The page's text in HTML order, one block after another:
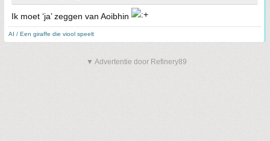
Ik moet ‘ja’ zeggen van Aoibhin
AI / Een giraffe die viool speelt
▼ Advertentie door Refinery89